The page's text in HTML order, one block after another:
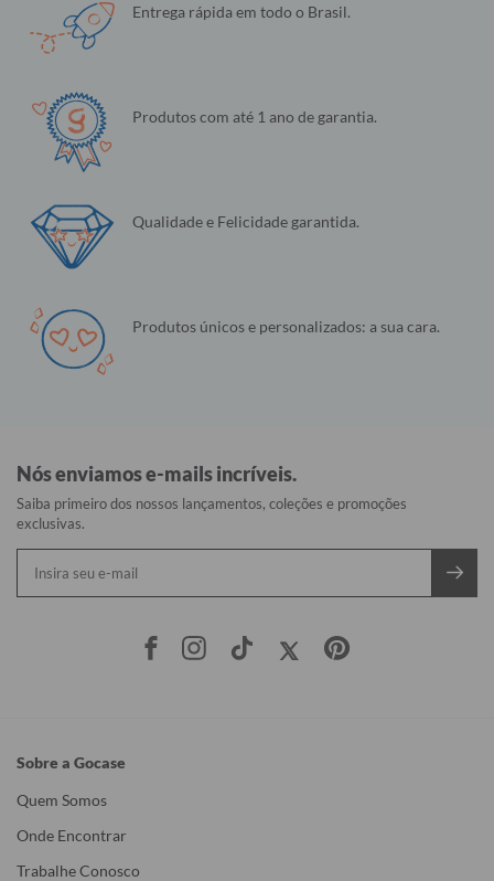
Entrega rápida em todo o Brasil.
Produtos com até 1 ano de garantia.
Qualidade e Felicidade garantida.
Produtos únicos e personalizados: a sua cara.
Nós enviamos e-mails incríveis.
Saiba primeiro dos nossos lançamentos, coleções e promoções
exclusivas.
Sobre a Gocase
Quem Somos
Onde Encontrar
Trabalhe Conosco